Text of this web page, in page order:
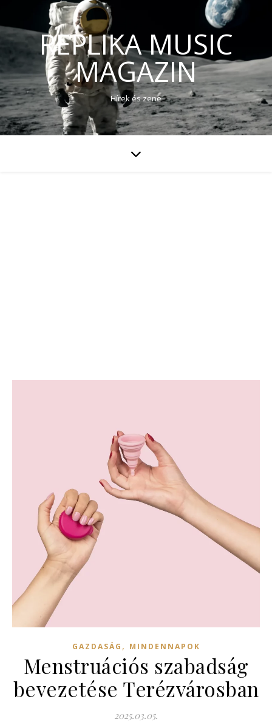
REPLIKA MUSIC
MAGAZIN
Hírek és zene
GAZDASÁG , MINDENNAPOK
Menstruációs szabadság
bevezetése Terézvárosban
2025.03.05.